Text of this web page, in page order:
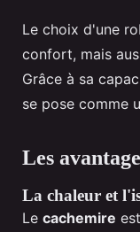
Le choix d'une
confort, mais
Grâce à sa
se pose comme
Les
La chaleur et
Le cachemire